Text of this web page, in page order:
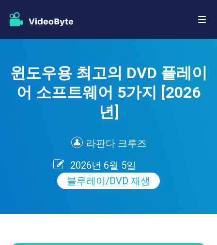
윈도우용 최고의 DVD 플레이
어 소프트웨어 5가지 [2026
년]
라판다 크루즈
2026년 6월 5일
블루레이/DVD 재생